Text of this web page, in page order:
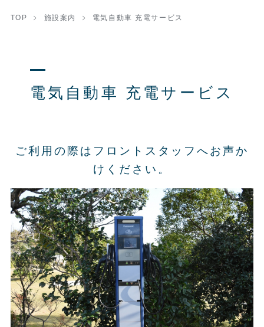
TOP 施設案内 電気自動車 充電サービス
電気自動車 充電サービス
ご利用の際はフロントスタッフへお声か
けください。